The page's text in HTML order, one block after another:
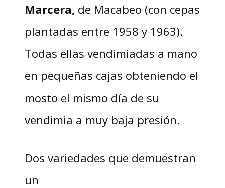
Marcera, de Macabeo (con cepas
plantadas entre 1958 y 1963).
Todas ellas vendimiadas a mano
en pequeñas cajas obteniendo el
mosto el mismo día de su
vendimia a muy baja presión.
Dos variedades que demuestran
un